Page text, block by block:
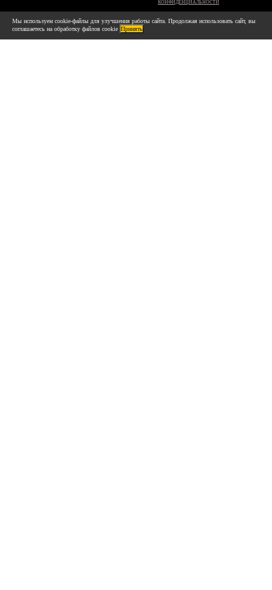
КОНФИДЕНЦИАЛЬНОСТИ
Мы используем cookie-файлы для улучшения работы сайта. Продолжая использовать сайт, вы
соглашаетесь на обработку файлов cookie Принять